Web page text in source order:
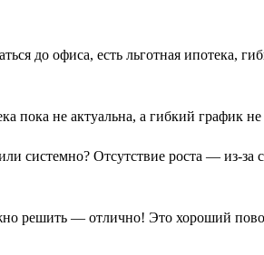
до офиса, есть льготная ипотека,
не актуальна, а гибкий график не
системно? Отсутствие роста — из-за
решить — отлично! Это хороший